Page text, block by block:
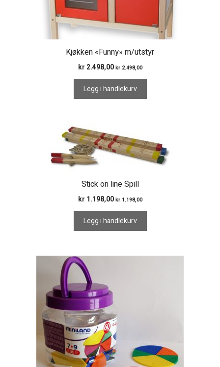
Kjøkken «Funny» m/utstyr
kr 2.498,00 kr2.498,00
Legg i handlekurv
Stick on line Spill
kr 1.198,00 kr1.198,00
Legg i handlekurv